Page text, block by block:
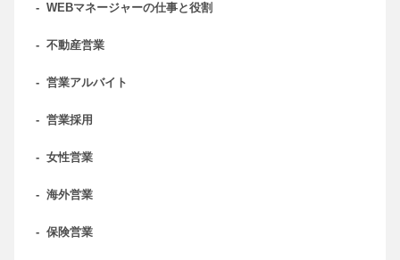
- WEBマネージャーの仕事と役割
- 不動産営業
- 営業アルバイト
- 営業採用
- 女性営業
- 海外営業
- 保険営業